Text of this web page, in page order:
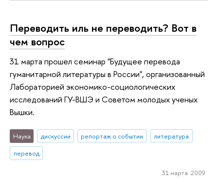
Переводить иль не переводить? Вот в
чем вопрос
31 марта прошел семинар "Будущее перевода
гуманитарной литературы в России", организованный
Лабораторией экономико-социологических
исследований ГУ-ВШЭ и Советом молодых ученых
Вышки.
Наука дискуссии репортаж о событии
литература
перевод
31 марта 2009